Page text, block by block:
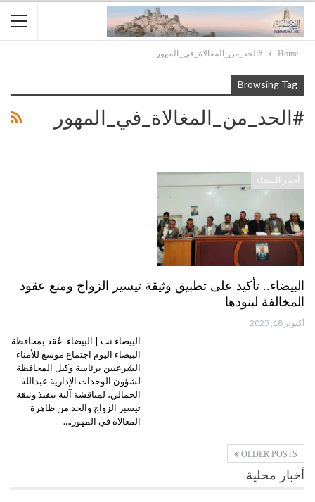
Home #الحد_من_المغالاة_في_المهور
Browsing Tag
#الحد_من_المغالاة_في_المهور
أخبار البيضاء
البيضاء.. تأكيد على تطبيق وثيقة تيسير الزواج ومنع عقود
المخالفة لبنودها
أكتوبر 18, 2025
البيضاء نت | البيضاء عُقد بمحافظة
البيضاء اليوم اجتماع موسع للأمناء
الشرعيين برئاسة وكيل المحافظة
لشؤون الوحدات الإدارية عبدالله
الجمالي، لمناقشة آلية تنفيذ وثيقة
تيسير الزواج والحد من ظاهرة
المغالاة في المهور.…
OLDER POSTS
أخبار محلية